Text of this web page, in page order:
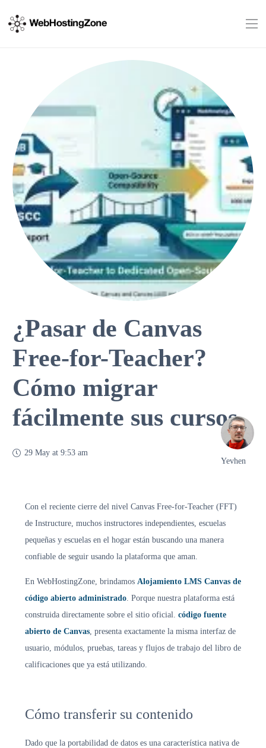
¿Pasar de Canvas
Free-for-Teacher?
Cómo migrar
fácilmente sus cursos
29 May at 9:53 am
Yevhen
Con el reciente cierre del nivel Canvas Free-for-Teacher (FFT)
de Instructure, muchos instructores independientes, escuelas
pequeñas y escuelas en el hogar están buscando una manera
confiable de seguir usando la plataforma que aman.
En WebHostingZone, brindamos Alojamiento LMS Canvas de
código abierto administrado. Porque nuestra plataforma está
construida directamente sobre el sitio oficial. código fuente
abierto de Canvas, presenta exactamente la misma interfaz de
usuario, módulos, pruebas, tareas y flujos de trabajo del libro de
calificaciones que ya está utilizando.
Cómo transferir su contenido
Dado que la portabilidad de datos es una característica nativa de